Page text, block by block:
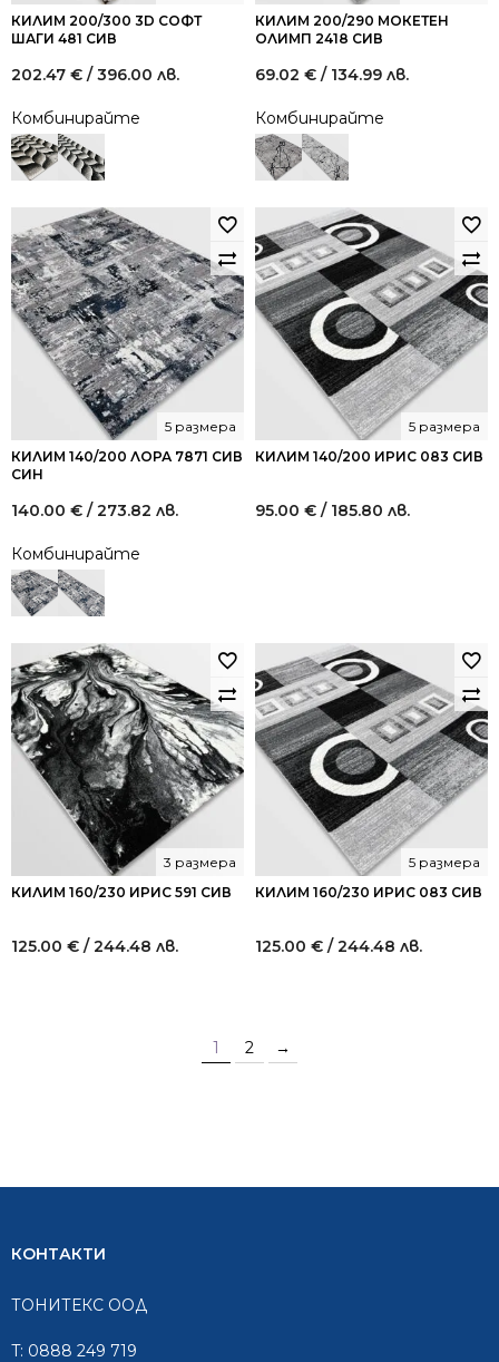
КИЛИМ 200/300 3D СОФТ
ШАГИ 481 СИВ
202.47 € / 396.00 лв.
Комбинирайте
КИЛИМ 200/290 МОКЕТЕН
ОЛИМП 2418 СИВ
69.02 € / 134.99 лв.
Комбинирайте
КИЛИМ 140/200 ЛОРА 7871 СИВ
СИН
5 размера
140.00 € / 273.82 лв.
Комбинирайте
КИЛИМ 140/200 ИРИС 083 СИВ
5 размера
95.00 € / 185.80 лв.
КИЛИМ 160/230 ИРИС 591 СИВ
3 размера
125.00 € / 244.48 лв.
КИЛИМ 160/230 ИРИС 083 СИВ
5 размера
125.00 € / 244.48 лв.
1 2 →
КОНТАКТИ
ТОНИТЕКС ООД
T: 0888 249 719